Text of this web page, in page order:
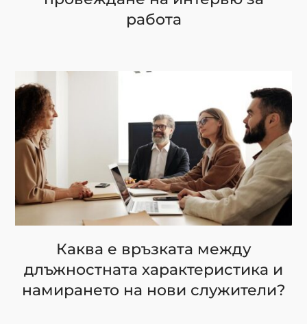
работа
Каква е връзката между
длъжностната характеристика и
намирането на нови служители?